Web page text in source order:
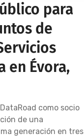
para
de
en Évora,
como socio
de una
generación en tres